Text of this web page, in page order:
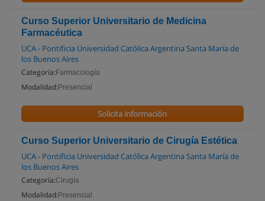
Curso Superior Universitario de Medicina
Farmacéutica
UCA - Pontificia Universidad Católica Argentina Santa María de
los Buenos Aires
Categoría: Farmacología
Modalidad: Presencial
Solicita información
Curso Superior Universitario de Cirugía Estética
UCA - Pontificia Universidad Católica Argentina Santa María de
los Buenos Aires
Categoría:Cirugía
Modalidad: Presencial